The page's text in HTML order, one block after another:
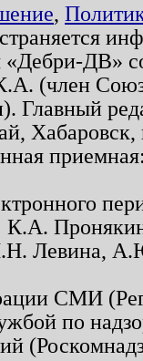
,
«Дебри-ДВ»
(член
Главный
К.А.
Левина,
СМИ
по